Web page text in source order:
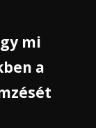
mi
a